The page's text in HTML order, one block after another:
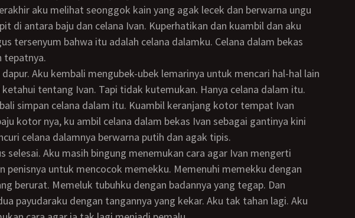
aku melihat seonggok kain yang agak lecek dan berwarna ungu
di antara baju dan celana Ivan. Kuperhatikan dan kuambil dan aku
tersenyum bahwa itu adalah celana dalamku. Celana dalam bekas
tepatnya.
tentang Ivan. Tapi tidak kutemukan. Hanya celana dalam itu.
simpan celana dalam itu. Kuambil keranjang kotor tempat Ivan
kotor nya, ku ambil celana dalam bekas Ivan sebagai gantinya kini
celana dalamnya berwarna putih dan agak tipis.
penisnya untuk mencocok memekku. Memenuhi memekku dengan
berurat. Memeluk tubuhku dengan badannya yang tegap. Dan
payudaraku dengan tangannya yang kekar. Aku tak tahan lagi. Aku